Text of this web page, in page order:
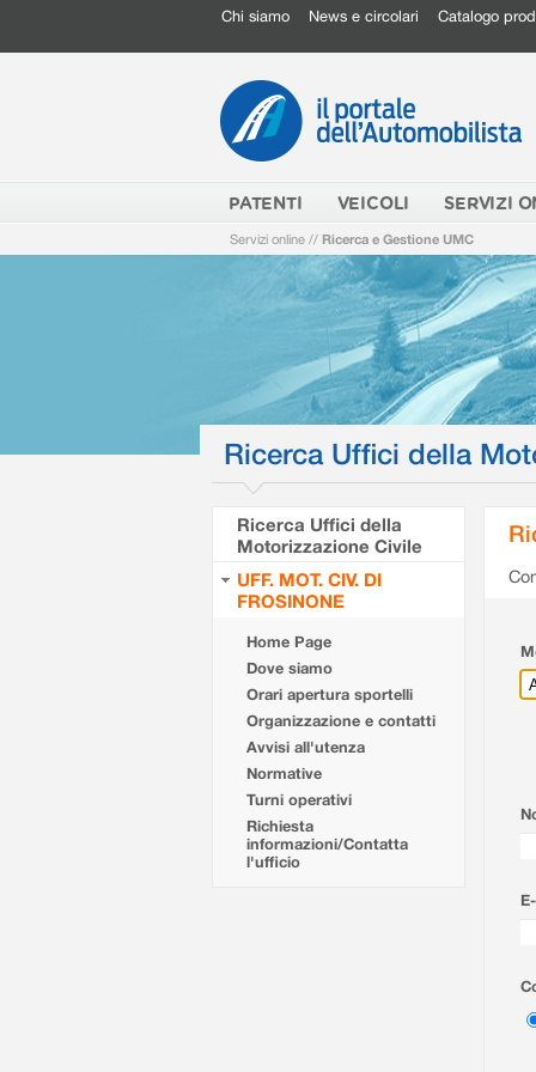
Chi siamo News e circolari Catalogo
PATENTI VEICOLI SERVIZI
Servizi online // Ricerca e Gestione UMC
Ricerca Uffici della
Ricerca Uffici della
Motorizzazione Civile
UFF. MOT. CIV. DI
FROSINONE
Home Page
Dove siamo
Orari apertura sportelli
Organizzazione e contatti
Avvisi all'utenza
Normative
Turni operativi
Richiesta
informazioni/Contatta
l'ufficio